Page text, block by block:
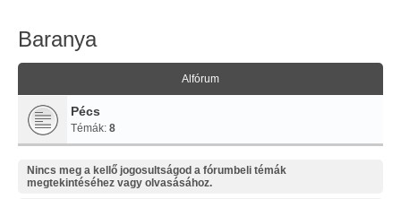
Baranya
Alfórum
Pécs
Témák: 8
Nincs meg a kellő jogosultságod a fórumbeli témák
megtekintéséhez vagy olvasásához.